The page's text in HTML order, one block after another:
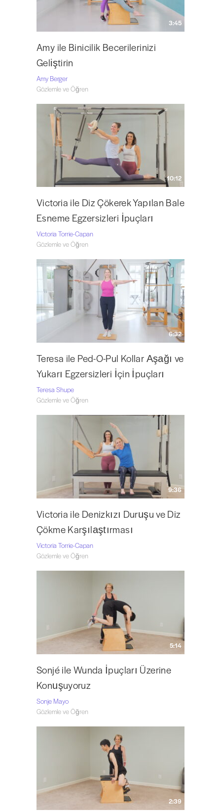
3:45
Amy ile Binicilik Becerilerinizi
Geliştirin
Amy Berger
Gözlemle ve Öğren
10:12
Victoria ile Diz Çökerek Yapılan Bale
Esneme Egzersizleri İpuçları
Victoria Torrie-Capan
Gözlemle ve Öğren
6:32
Teresa ile Ped-O-Pul Kollar Aşağı ve
Yukarı Egzersizleri İçin İpuçları
Teresa Shupe
Gözlemle ve Öğren
9:36
Victoria ile Denizkızı Duruşu ve Diz
Çökme Karşılaştırması
Victoria Torrie-Capan
Gözlemle ve Öğren
5:14
Sonjé ile Wunda İpuçları Üzerine
Konuşuyoruz
Sonje Mayo
Gözlemle ve Öğren
2:39